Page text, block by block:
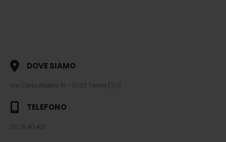
DOVE SIAMO
Via Carlo Alberto 41 - 10123 Torino (TO)
TELEFONO
011.76.40.401